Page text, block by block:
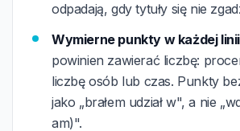
odpadają, gdy tytuły się nie
Wymierne punkty w każdej
powinien zawierać liczbę:
liczbę osób lub czas. Punkty
jako „brałem udział w", a nie
am)".